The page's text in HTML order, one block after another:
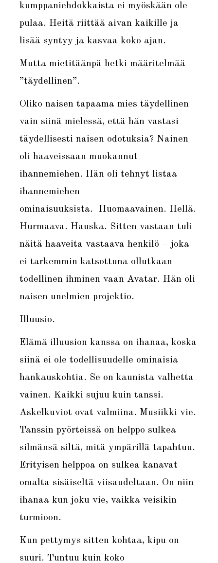
kumppaniehdokkaista ei myöskään ole
pulaa. Heitä riittää aivan kaikille ja
lisää syntyy ja kasvaa koko ajan.
Mutta mietitäänpä hetki määritelmää
”täydellinen”.
Oliko naisen tapaama mies täydellinen
vain siinä mielessä, että hän vastasi
täydellisesti naisen odotuksia? Nainen
oli haaveissaan muokannut
ihannemiehen. Hän oli tehnyt listaa
ihannemiehen
ominaisuuksista. Huomaavainen. Hellä.
Hurmaava. Hauska. Sitten vastaan tuli
näitä haaveita vastaava henkilö – joka
ei tarkemmin katsottuna ollutkaan
todellinen ihminen vaan Avatar. Hän oli
naisen unelmien projektio.
Illuusio.
Elämä illuusion kanssa on ihanaa, koska
siinä ei ole todellisuudelle ominaisia
hankauskohtia. Se on kaunista valhetta
vainen. Kaikki sujuu kuin tanssi.
Askelkuviot ovat valmiina. Musiikki vie.
Tanssin pyörteissä on helppo sulkea
silmänsä siltä, mitä ympärillä tapahtuu.
Erityisen helppoa on sulkea kanavat
omalta sisäiseltä viisaudeltaan. On niin
ihanaa kun joku vie, vaikka veisikin
turmioon.
Kun pettymys sitten kohtaa, kipu on
suuri. Tuntuu kuin koko